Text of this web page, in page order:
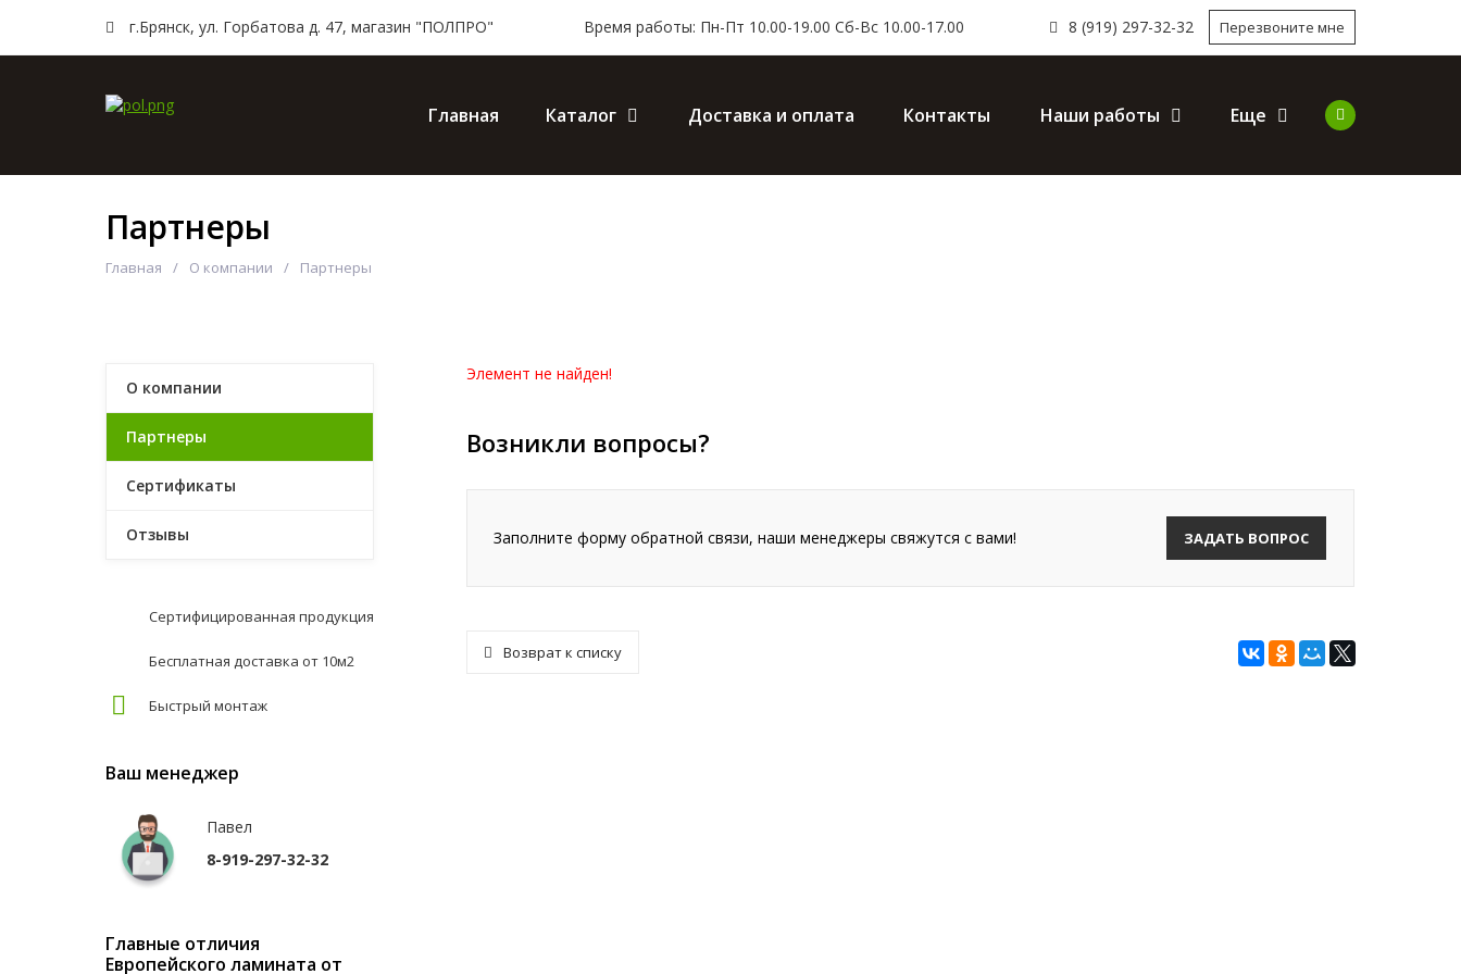
г.Брянск, ул. Горбатова д. 47, магазин "ПОЛПРO" Время работы: Пн-Пт 10.00-19.00 Сб-Вс 10.00-17.00 8 (919) 297-32-32 Перезвоните мне
Главная Каталог Доставка и оплата Контакты Наши работы Еще
Партнеры
Главная О компании Партнеры
Элемент не найден!
Возникли вопросы?
Заполните форму обратной связи, наши менеджеры свяжутся с вами! ЗАДАТЬ ВОПРОС
Возврат к списку
О компании
Партнеры
Сертификаты
Отзывы
Сертифицированная продукция
Бесплатная доставка от 10м2
Быстрый монтаж
Ваш менеджер
Павел
8-919-297-32-32
Главные отличия
Европейского ламината от